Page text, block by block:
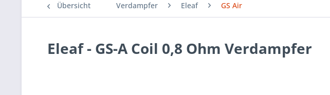
Übersicht Verdampfer Eleaf GS Air
Eleaf - GS-A Coil 0,8 Ohm Verdampfer